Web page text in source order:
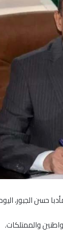
حسن الجبور،
والممتلكات.